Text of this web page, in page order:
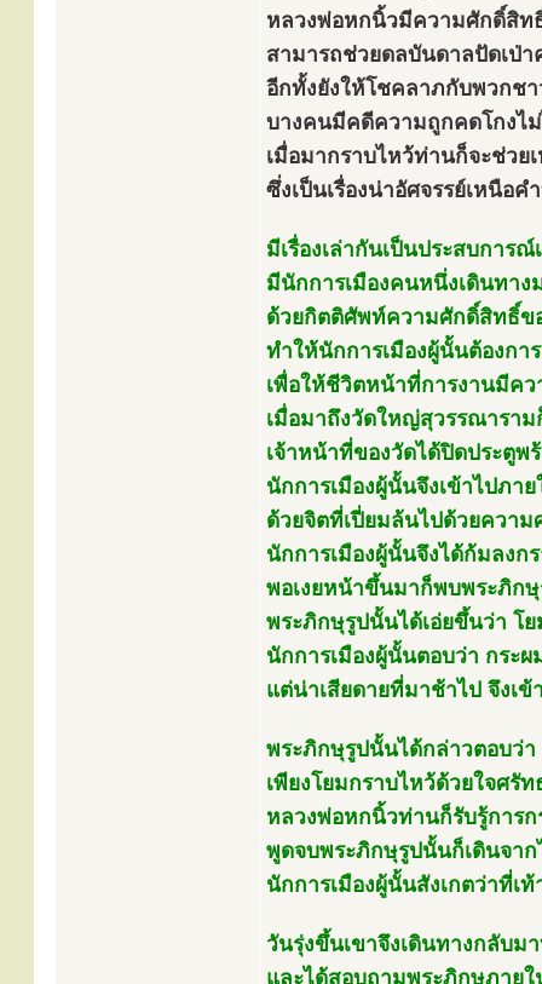
หลวงพ่อหกนิ้วมีความศักดิ์สิท
สามารถช่วยดลบันดาลปัดเป่
อีกทั้งยังให้โชคลาภกับพวกช
บางคนมีคดีความถูกคดโกงไ
เมื่อมากราบไหว้ท่านก็จะช่ว
ซึ่งเป็นเรื่องน่าอัศจรรย์เหนือค
มีเรื่องเล่ากันเป็นประสบการ
มีนักการเมืองคนหนึ่งเดินทา
ด้วยกิตติศัพท์ความศักดิ์สิทธิ์ข
ทำให้นักการเมืองผู้นั้นต้องกา
เพื่อให้ชีวิตหน้าที่การงานมีค
เมื่อมาถึงวัดใหญ่สุวรรณาราม
เจ้าหน้าที่ของวัดได้ปิดประตู
นักการเมืองผู้นั้นจึงเข้าไปภา
ด้วยจิตที่เปี่ยมล้นไปด้วยควา
นักการเมืองผู้นั้นจึงได้ก้มลงก
พอเงยหน้าขึ้นมาก็พบพระภิก
พระภิกษุรูปนั้นได้เอ่ยขึ้นว่า โ
นักการเมืองผู้นั้นตอบว่า กระ
แต่น่าเสียดายที่มาช้าไป จึงเ
พระภิกษุรูปนั้นได้กล่าวตอบว่
เพียงโยมกราบไหว้ด้วยใจศรัท
หลวงพ่อหกนิ้วท่านก็รับรู้การก
พูดจบพระภิกษุรูปนั้นก็เดินจาก
นักการเมืองผู้นั้นสังเกตว่าที่เ
วันรุ่งขึ้นเขาจึงเดินทางกลับ
และได้สอบถามพระภิกษุภายใ